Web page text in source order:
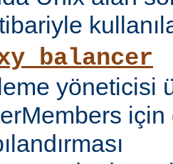
yöneticisi
için